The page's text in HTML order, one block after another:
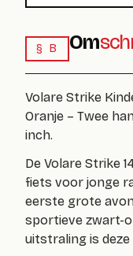
§ B Om
Volare Strike
Oranje – Twee
inch.
De Volare Strike
fiets voor jonge
eerste grote
sportieve zwart-
uitstraling is